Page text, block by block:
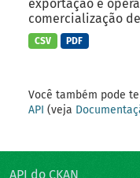
exportação e
comercialização
CSV PDF
Você também pode
API (veja
API do CKAN